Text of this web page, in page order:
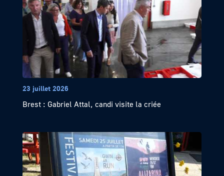
23 juillet 2026
Brest : Gabriel Attal, candi visite la criée